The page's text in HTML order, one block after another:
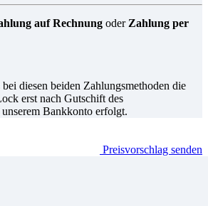
auf Rechnung oder Zahlung per
bei diesen beiden Zahlungsmethoden die
erst nach Gutschift des
Bankkonto erfolgt.
Preisvorschlag senden